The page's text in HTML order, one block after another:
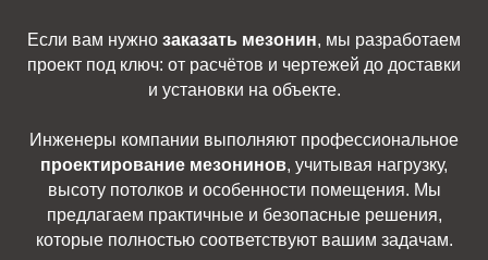
Если вам нужно заказать мезонин, мы разработаем
проект под ключ: от расчётов и чертежей до доставки
и установки на объекте.
Инженеры компании выполняют профессиональное
проектирование мезонинов, учитывая нагрузку,
высоту потолков и особенности помещения. Мы
предлагаем практичные и безопасные решения,
которые полностью соответствуют вашим задачам.